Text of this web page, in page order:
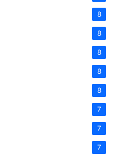
8
8
8
8
8
7
7
7